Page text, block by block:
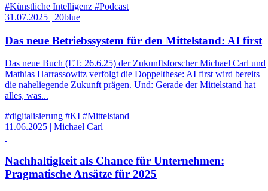
#Künstliche Intelligenz #Podcast
31.07.2025 | 20blue
Das neue Betriebssystem für den Mittelstand: AI first
Das neue Buch (ET: 26.6.25) der Zukunftsforscher Michael Carl und
Mathias Harrassowitz verfolgt die Doppelthese: AI first wird bereits
die naheliegende Zukunft prägen. Und: Gerade der Mittelstand hat
alles, was...
#digitalisierung #KI #Mittelstand
11.06.2025 | Michael Carl
Nachhaltigkeit als Chance für Unternehmen:
Pragmatische Ansätze für 2025